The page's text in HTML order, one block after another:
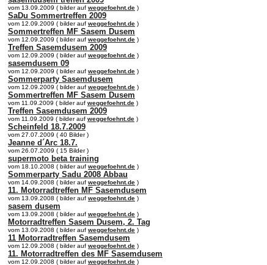
vom 13.09.2009 ( bilder auf weggefoehnt.de )
SaDu Sommertreffen 2009
vom 12.09.2009 ( bilder auf weggefoehnt.de )
Sommertreffen MF Sasem Dusem
vom 12.09.2009 ( bilder auf weggefoehnt.de )
Treffen Sasemdusem 2009
vom 12.09.2009 ( bilder auf weggefoehnt.de )
sasemdusem 09
vom 12.09.2009 ( bilder auf weggefoehnt.de )
Sommerparty Sasemdusem
vom 12.09.2009 ( bilder auf weggefoehnt.de )
Sommertreffen MF Sasem Dusem
vom 11.09.2009 ( bilder auf weggefoehnt.de )
Treffen Sasemdusem 2009
vom 11.09.2009 ( bilder auf weggefoehnt.de )
Scheinfeld 18.7.2009
vom 27.07.2009 ( 40 Bilder )
Jeanne d´Arc 18.7.
vom 26.07.2009 ( 15 Bilder )
supermoto beta training
vom 18.10.2008 ( bilder auf weggefoehnt.de )
Sommerparty Sadu 2008 Abbau
vom 14.09.2008 ( bilder auf weggefoehnt.de )
11. Motorradtreffen MF Sasemdusem
vom 13.09.2008 ( bilder auf weggefoehnt.de )
sasem dusem
vom 13.09.2008 ( bilder auf weggefoehnt.de )
Motorradtreffen Sasem Dusem, 2. Tag
vom 13.09.2008 ( bilder auf weggefoehnt.de )
11 Motorradtreffen Sasemdusem
vom 12.09.2008 ( bilder auf weggefoehnt.de )
11. Motorradtreffen des MF Sasemdusem
vom 12.09.2008 ( bilder auf weggefoehnt.de )